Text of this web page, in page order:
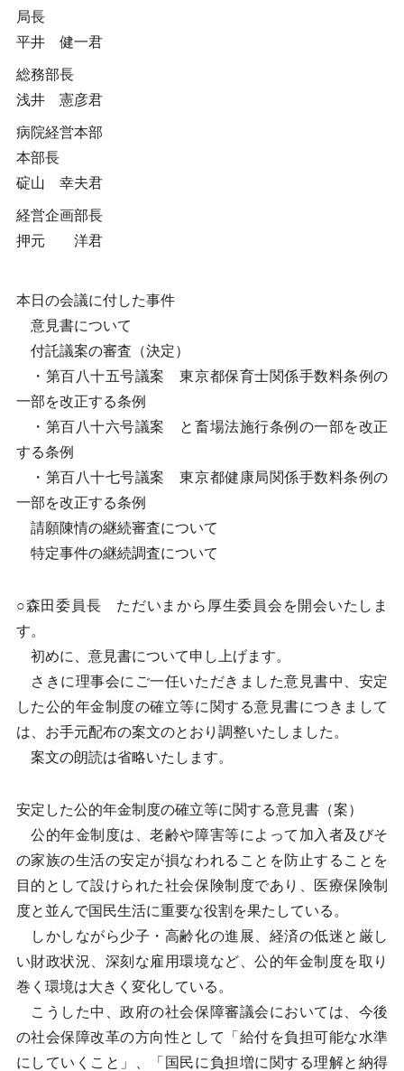
局長
平井 健一君
総務部長
浅井 憲彦君
病院経営本部
本部長
碇山 幸夫君
経営企画部長
押元 洋君
本日の会議に付した事件
意見書について
付託議案の審査（決定）
・第百八十五号議案 東京都保育士関係手数料条例の
一部を改正する条例
・第百八十六号議案 と畜場法施行条例の一部を改正
する条例
・第百八十七号議案 東京都健康局関係手数料条例の
一部を改正する条例
請願陳情の継続審査について
特定事件の継続調査について
○森田委員長 ただいまから厚生委員会を開会いたしま
す。
初めに、意見書について申し上げます。
さきに理事会にご一任いただきました意見書中、安定
した公的年金制度の確立等に関する意見書につきまして
は、お手元配布の案文のとおり調整いたしました。
案文の朗読は省略いたします。
安定した公的年金制度の確立等に関する意見書（案）
公的年金制度は、老齢や障害等によって加入者及びそ
の家族の生活の安定が損なわれることを防止することを
目的として設けられた社会保険制度であり、医療保険制
度と並んで国民生活に重要な役割を果たしている。
しかしながら少子・高齢化の進展、経済の低迷と厳し
い財政状況、深刻な雇用環境など、公的年金制度を取り
巻く環境は大きく変化している。
こうした中、政府の社会保障審議会においては、今後
の社会保障改革の方向性として「給付を負担可能な水準
にしていくこと」、「国民に負担増に関する理解と納得